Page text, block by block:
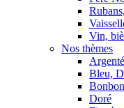
Nos thèmes
Argenté
Bleu,
Doré
Vin,